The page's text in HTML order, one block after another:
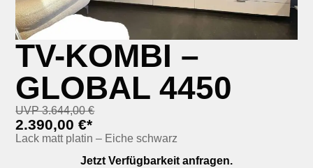
TV-KOMBI –
GLOBAL 4450
UVP 3.644,00 €
2.390,00 €*
Lack matt platin – Eiche schwarz
Jetzt Verfügbarkeit anfragen.